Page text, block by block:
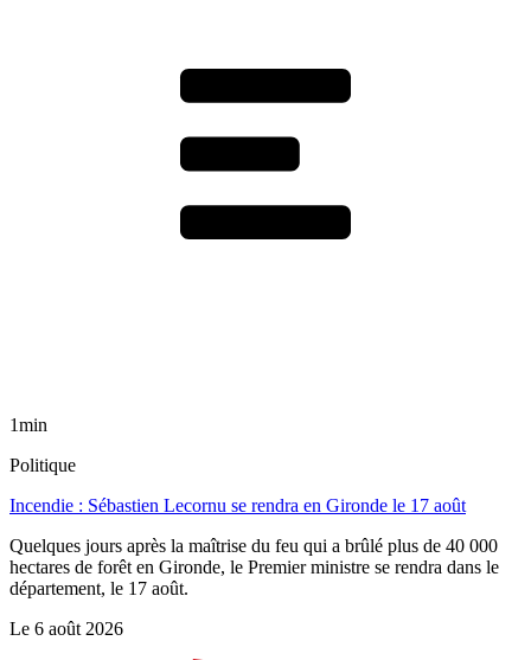
1min
Politique
Incendie : Sébastien Lecornu se rendra en Gironde le 17 août
Quelques jours après la maîtrise du feu qui a brûlé plus de 40 000
hectares de forêt en Gironde, le Premier ministre se rendra dans le
département, le 17 août.
Le 6 août 2026